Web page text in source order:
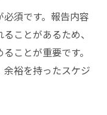
須です。報告内容
ことがあるため、
ことが重要です。
裕を持ったスケジ